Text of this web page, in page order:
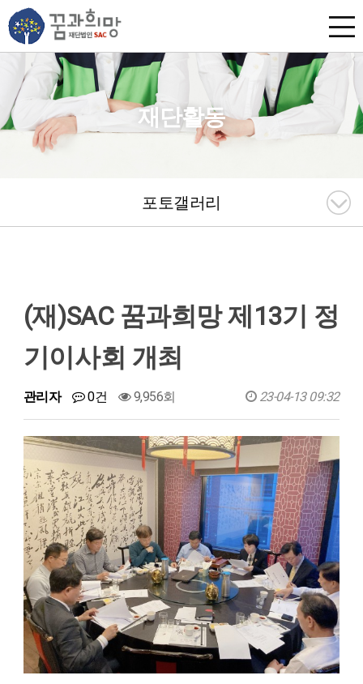
재단활동
포토갤러리
(재)SAC 꿈과희망 제13기 정
기이사회 개최
관리자 0건 9,956회 23-04-13 09:32